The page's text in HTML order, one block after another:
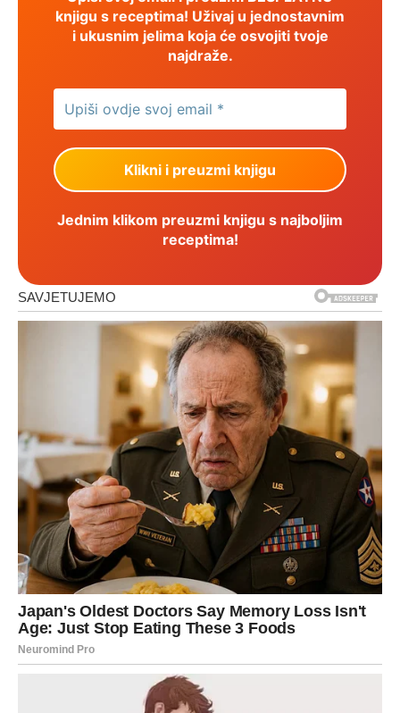
knjigu s receptima! Uživaj u jednostavnim
i ukusnim jelima koja će osvojiti tvoje
najdraže.
Jednim klikom preuzmi knjigu s najboljim
receptima!